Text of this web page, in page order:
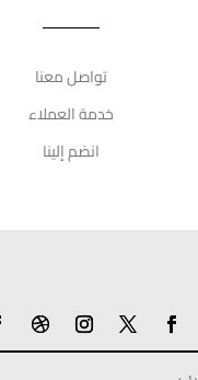
تواصل معنا
خدمة العملاء
انضم إلينا